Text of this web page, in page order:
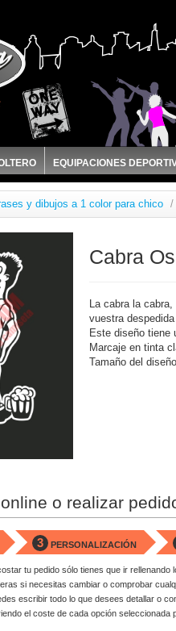
EQUIPACIONES
y dibujos a 1 color para chico /
Cabra
La cabra la
vuestra
Este diseño tiene
Marcaje en tinta
Tamaño del
o realizar
3 PERSONALIZACIÓN
tu pedido sólo tienes que ir rellenando
si necesitas cambiar o comprobar
escribir todo lo que desees detallar o
el coste de cada opción seleccionada